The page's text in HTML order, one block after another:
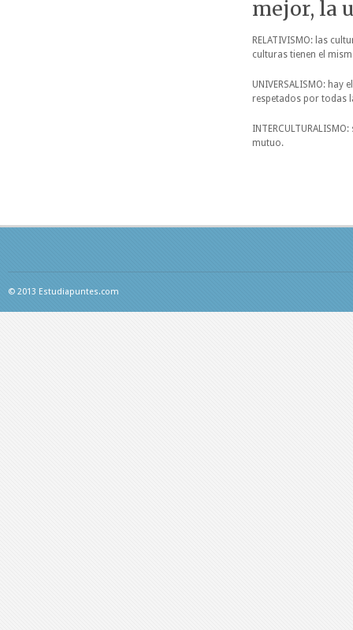
mejor, la
RELATIVISMO: las
culturas tienen el
UNIVERSALISMO:
respetados por todas
mutuo.
© 2013 Estudiapuntes.com